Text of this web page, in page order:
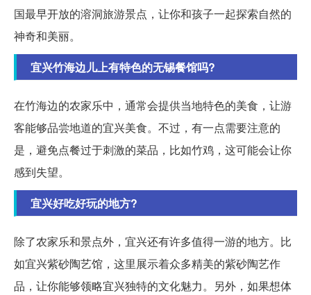
国最早开放的溶洞旅游景点，让你和孩子一起探索自然的
神奇和美丽。
宜兴竹海边儿上有特色的无锡餐馆吗?
在竹海边的农家乐中，通常会提供当地特色的美食，让游
客能够品尝地道的宜兴美食。不过，有一点需要注意的
是，避免点餐过于刺激的菜品，比如竹鸡，这可能会让你
感到失望。
宜兴好吃好玩的地方?
除了农家乐和景点外，宜兴还有许多值得一游的地方。比
如宜兴紫砂陶艺馆，这里展示着众多精美的紫砂陶艺作
品，让你能够领略宜兴独特的文化魅力。另外，如果想体